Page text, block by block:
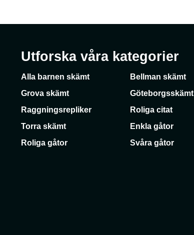
Utforska våra kategorier
Alla barnen skämt Bellman skämt
Grova skämt
Göteborgsskämt
Raggningsrepliker
Roliga citat
Torra skämt
Enkla gåtor
Roliga gåtor
Svåra gåtor